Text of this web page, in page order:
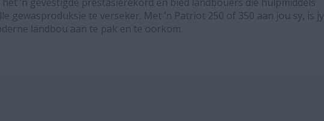
gewasproduksie te verseker. Met ’n Patriot 250 of 350 aan jou sy, is jy
landbou aan te pak en te oorkom.